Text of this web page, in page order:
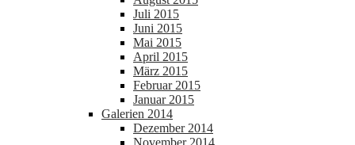
Juli 2015
Juni 2015
Mai 2015
April 2015
März 2015
Februar 2015
Januar 2015
Galerien 2014
Dezember 2014
November 2014